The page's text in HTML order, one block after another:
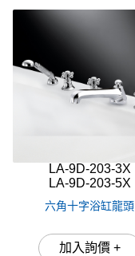
LA-9D-203-3X
LA-9D-203-5X
六角十字浴缸龍頭
加入詢價 +